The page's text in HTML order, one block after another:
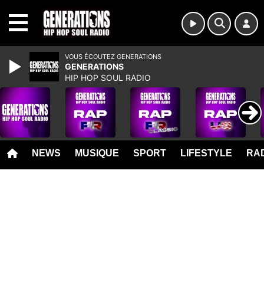
NEWS MUSIQUE SPORT LIFESTYLE
VOUS ÉCOUTEZ GENERATIONS
GENERATIONS
HIP HOP SOUL RADIO